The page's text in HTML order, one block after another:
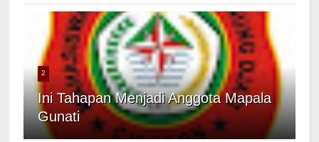
2
Ini Tahapan Menjadi Anggota Mapala
Gunati